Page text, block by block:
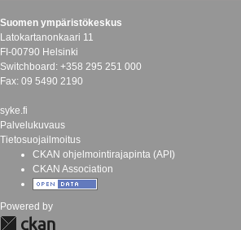
Suomen ympäristökeskus
Latokartanonkaari 11
FI-00790 Helsinki
Switchboard: +358 295 251 000
Fax: 09 5490 2190
syke.fi
Palvelukuvaus
Tietosuojailmoitus
CKAN ohjelmointirajapinta (API)
CKAN Association
Powered by